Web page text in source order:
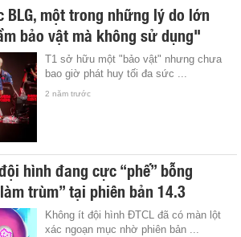
một trong những lý do lớn
bảo vật mà không sử dụng"
T1 sở hữu một "bảo vật" nhưng chưa
bao giờ phát huy tối đa sức ...
2 năm trước
hình đang cực “phế” bỗng
trùm” tại phiên bản 14.3
Không ít đội hình ĐTCL đã có màn lột
xác ngoạn mục nhờ phiên bản ...